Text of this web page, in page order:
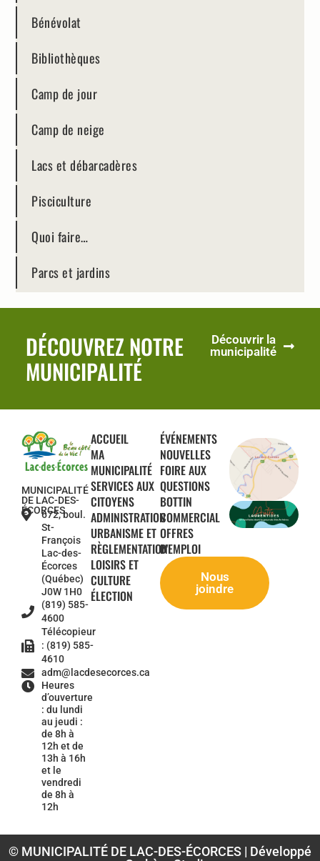
Bénévolat
Bibliothèques
Camp de jour
Camp de neige
Lacs et débarcadères
Pisciculture
Quoi faire…
Parcs et jardins
DÉCOUVREZ NOTRE
MUNICIPALITÉ
Découvrir la
municipalité
MUNICIPALITÉ
DE LAC-DES-
ÉCORCES
672, boul.
St-
François
Lac-des-
Écorces
(Québec)
J0W 1H0
(819) 585-
4600
Télécopieur
: (819) 585-
4610
adm@lacdesecorces.ca
Heures
d’ouverture
: du lundi
au jeudi :
de 8h à
12h et de
13h à 16h
et le
vendredi
de 8h à
12h
ACCUEIL
MA
MUNICIPALITÉ
SERVICES AUX
CITOYENS
ADMINISTRATION
URBANISME ET
RÈGLEMENTATION
LOISIRS ET
CULTURE
ÉLECTION
ÉVÉNEMENTS
NOUVELLES
FOIRE AUX
QUESTIONS
BOTTIN
COMMERCIAL
OFFRES
D'EMPLOI
Nous
joindre
© MUNICIPALITÉ DE LAC-DES-ÉCORCES | Développé